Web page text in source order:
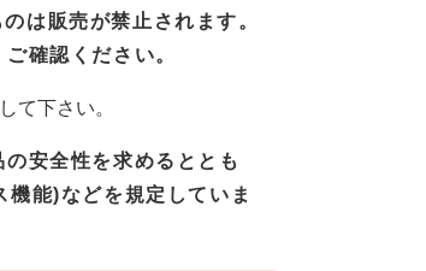
は販売が禁止されます。
確認ください。
て下さい。
安全性を求めるととも
能)などを規定していま